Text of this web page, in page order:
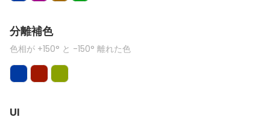
分離補色
色相が +150° と -150° 離れた色
UI